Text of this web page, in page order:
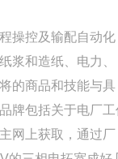
操控及输配自动化
浆和造纸、电力、
的商品和技能与具
牌包括关于电厂工
网上获取，通过厂